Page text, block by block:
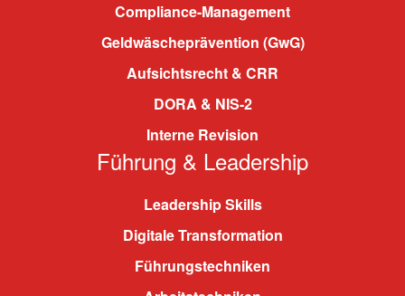
Compliance-Management
Geldwäscheprävention (GwG)
Aufsichtsrecht & CRR
DORA & NIS-2
Interne Revision
Führung & Leadership
Leadership Skills
Digitale Transformation
Führungstechniken